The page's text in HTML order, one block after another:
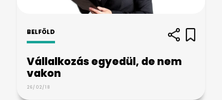
BELFÖLD
Vállalkozás egyedül, de nem
vakon
26/02/18